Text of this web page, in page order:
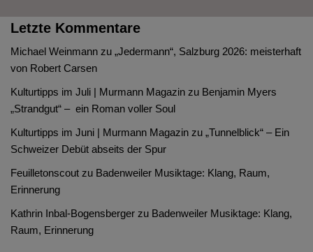
Letzte Kommentare
Michael Weinmann zu „Jedermann“, Salzburg 2026: meisterhaft
von Robert Carsen
Kulturtipps im Juli | Murmann Magazin zu Benjamin Myers
„Strandgut“ – ein Roman voller Soul
Kulturtipps im Juni | Murmann Magazin zu „Tunnelblick“ – Ein
Schweizer Debüt abseits der Spur
Feuilletonscout zu Badenweiler Musiktage: Klang, Raum,
Erinnerung
Kathrin Inbal-Bogensberger zu Badenweiler Musiktage: Klang,
Raum, Erinnerung